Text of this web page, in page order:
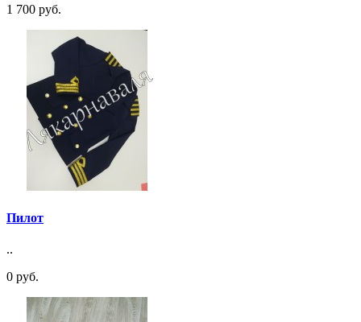
1 700 руб.
Пилот
..
0 руб.